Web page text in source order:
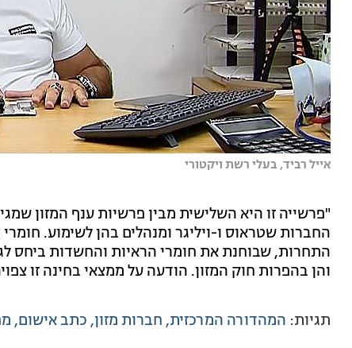
אייל רביד, בעלי רשת ויקטורי
"פרשייה זו היא השלישית מבין פרשיות ענף המזון
החברות שטראוס ו-ויליגר ומנהלים בהן לשימוע.
התחרות, שבוחנת את חומרי הראיות והחשדות ביחס
והן בהפרות חוק המזון. הודעה על ממצאי בחינה זו
תגיות: המהדורה המרכזית חברות מזון כתב אישום